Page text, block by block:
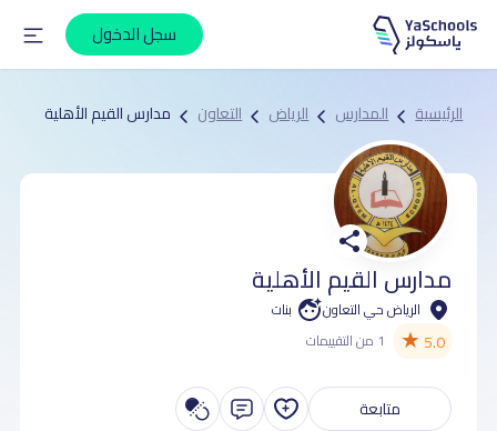
سجل الدخول
الرئيسية المدارس الرياض التعاون مدارس القيم الأهلية
مدارس القيم الأهلية
الرياض حي التعاون بنات
5.0
★ 1 من التقييمات
متابعة